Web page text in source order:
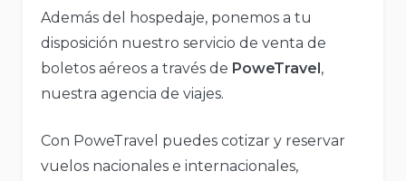
Además del hospedaje, ponemos a tu
disposición nuestro servicio de venta de
boletos aéreos a través de PoweTravel,
nuestra agencia de viajes.
Con PoweTravel puedes cotizar y reservar
vuelos nacionales e internacionales,